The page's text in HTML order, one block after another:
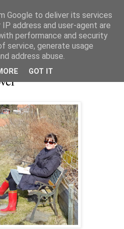
Google to deliver its services
address and user-agent are
performance and security
service, generate usage
address abuse.
GOT IT